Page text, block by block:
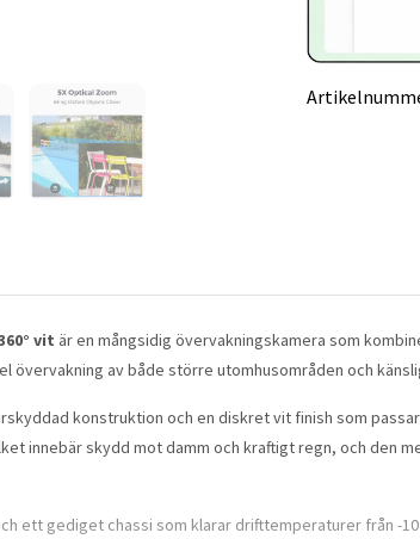
vit är en mångsidig övervakningskamera som
övervakning av både större utomhusområden och
konstruktion och en diskret vit finish som
innebär skydd mot damm och kraftigt regn, och den
ett gediget chassi som klarar drifttemperaturer från -10